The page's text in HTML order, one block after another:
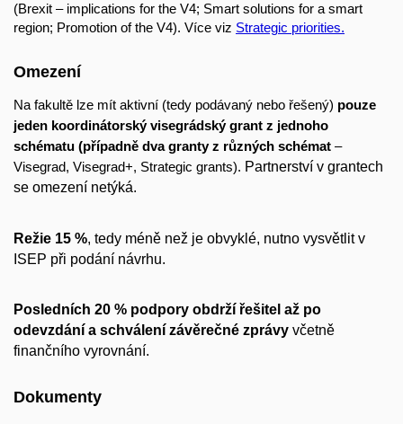
(Brexit – implications for the V4; Smart solutions for a smart
region; Promotion of the V4). Více viz Strategic priorities.
Omezení
Na fakultě lze mít aktivní (tedy podávaný nebo řešený) pouze
jeden koordinátorský visegrádský grant z jednoho
schématu (případně dva granty z různých schémat –
Visegrad, Visegrad+, Strategic grants). Partnerství v grantech
se omezení netýká.
Režie 15 %, tedy méně než je obvyklé, nutno vysvětlit v
ISEP při podání návrhu.
Posledních 20 % podpory obdrží řešitel až po
odevzdání a schválení závěrečné zprávy včetně
finančního vyrovnání.
Dokumenty